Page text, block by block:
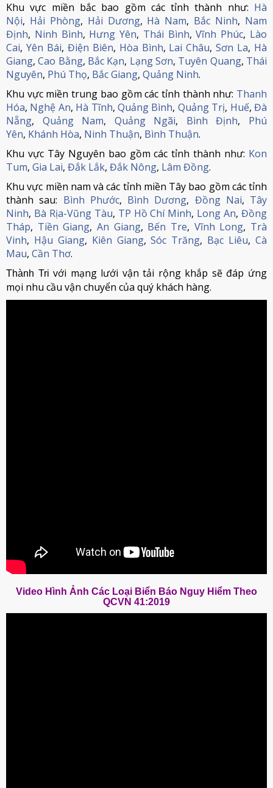
Khu vực miền bắc bao gồm các tỉnh thành như: Hà
Nội, Hải Phòng, Hải Dương, Hà Nam, Bắc Ninh, Nam
Định, Ninh Bình, Hưng Yên, Thái Bình,Vĩnh Phúc, Lào
Cai, Yên Bái, Điện Biên, Hòa Bình, Lai Châu,Sơn La, Hà
Giang,Cao Bằng, Bắc Kạn, Lạng Sơn, Tuyên Quang, Thái
Nguyên, Phú Thọ, Bắc Giang, Quảng Ninh.
Khu vực miền trung bao gồm các tỉnh thành như: Thanh
Hóa, Nghệ An, Hà Tĩnh,Quảng Bình, Quảng Trị, Huế,Đà
Nẵng, Quảng Nam, Quảng Ngãi, Bình Định, Phú
Yên, Khánh Hòa, Ninh Thuận, Bình Thuận.
Khu vực Tây Nguyên bao gồm các tỉnh thành như: Kon
Tum, Gia Lai, Đắk Lắk, Đắk Nông, Lâm Đồng.
Khu vực miền nam và các tỉnh miền Tây bao gồm các tỉnh
thành sau: Bình Phước, Bình Dương, Đồng Nai, Tây
Ninh, Bà Rịa-Vũng Tàu, TP Hồ Chí Minh, Long An,Đồng
Tháp, Tiền Giang,An Giang, Bến Tre, Vĩnh Long, Trà
Vinh, Hậu Giang, Kiên Giang,Sóc Trăng, Bạc Liêu,Cà
Mau, Cần Thơ.
Thành Trivới mạng lưới vận tải rộng khắp sẽ đáp ứng
mọi nhu cầu vận chuyển của quý khách hàng.
Video Hình Ảnh Các Loại Biển Báo Nguy Hiểm Theo
QCVN 41:2019